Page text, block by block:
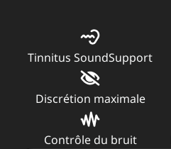
Tinnitus SoundSupport
Discrétion maximale
Contrôle du bruit